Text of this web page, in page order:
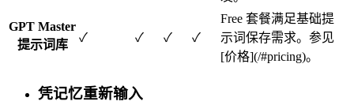
GPT Master
提示词库
✓ ✓ ✓ ✓
Free 套餐满足基础提
示词保存需求。参见
[价格](/#pricing)。
凭记忆重新输入